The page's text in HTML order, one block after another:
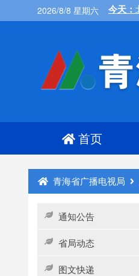
2026/8/8 星期六
首页
青海省广播电视局
通知公告
省局动态
图文快递